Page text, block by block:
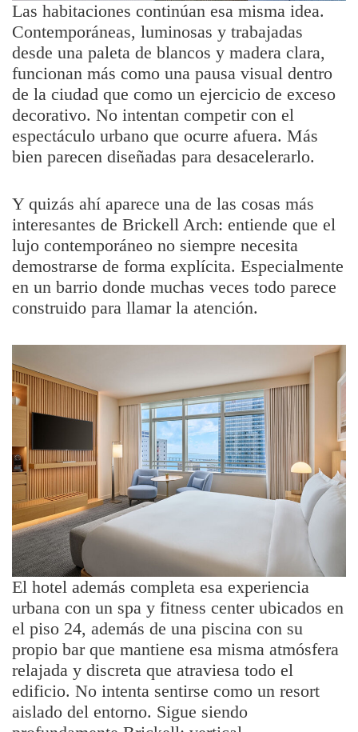
Las habitaciones continúan esa misma idea.
Contemporáneas, luminosas y trabajadas
desde una paleta de blancos y madera clara,
funcionan más como una pausa visual dentro
de la ciudad que como un ejercicio de exceso
decorativo. No intentan competir con el
espectáculo urbano que ocurre afuera. Más
bien parecen diseñadas para desacelerarlo.
Y quizás ahí aparece una de las cosas más
interesantes de Brickell Arch: entiende que el
lujo contemporáneo no siempre necesita
demostrarse de forma explícita. Especialmente
en un barrio donde muchas veces todo parece
construido para llamar la atención.
El hotel además completa esa experiencia
urbana con un spa y fitness center ubicados en
el piso 24, además de una piscina con su
propio bar que mantiene esa misma atmósfera
relajada y discreta que atraviesa todo el
edificio. No intenta sentirse como un resort
aislado del entorno. Sigue siendo